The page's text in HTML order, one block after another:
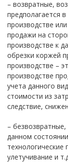
– возвратные,
предполагается
производстве
продажи на
производстве к
обрезки коржей
производстве –
производстве
учета данного
стоимости из
следствие,
–
данном
улетучивание и